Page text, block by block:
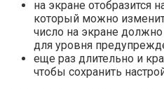
на экране отобразится
который можно
число на экране
для уровня
еще раз длительно и
чтобы сохранить